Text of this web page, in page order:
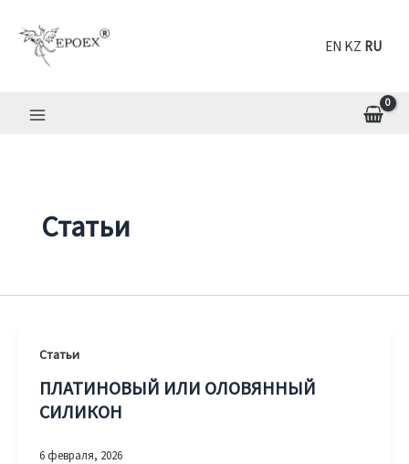
содержимому
EN RU
Статьи
Статьи
ПЛАТИНОВЫЙ ИЛИ ОЛОВЯННЫЙ
СИЛИКОН
6 февраля, 2026